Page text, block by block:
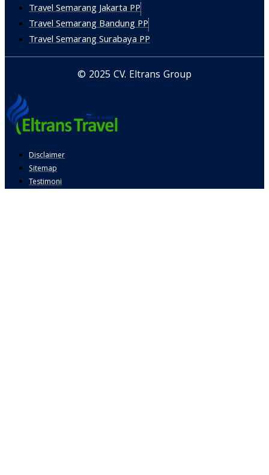
Travel Semarang Jakarta PP
Travel Semarang Bandung PP
Travel Semarang Surabaya PP
© 2025 CV. Eltrans Group
Disclaimer
Sitemap
Testimoni